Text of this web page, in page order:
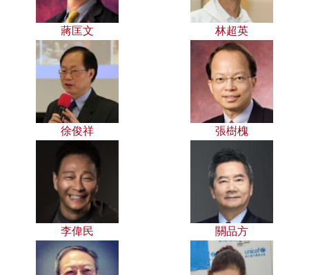
蔣匡文 林超英
徐俊祥 張樹槐
李偉民 關品方